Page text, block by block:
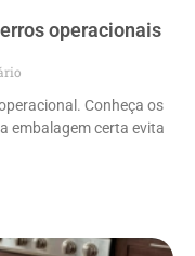
operacionais
Conheça os
embalagem certa evita